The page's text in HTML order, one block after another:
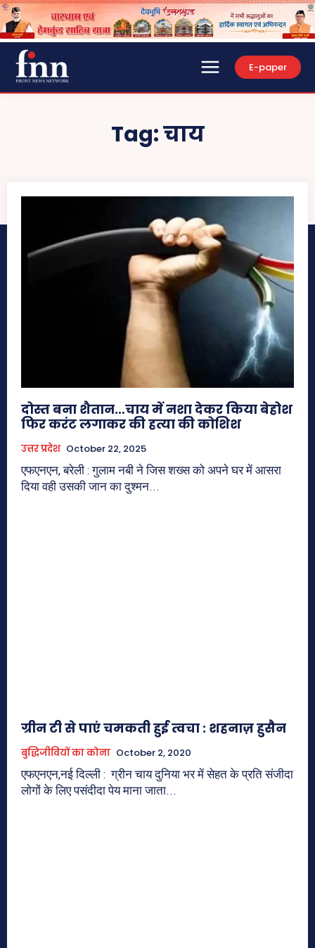
E-paper
Tag:चाय
दोस्त बना शैतान…चाय में नशा देकर किया बेहोश
फिर करंट लगाकर की हत्या की कोशिश
उत्तर प्रदेश October 22, 2025
एफएनएन, बरेली : गुलाम नबी ने जिस शख्स को अपने घर में आसरा
दिया वही उसकी जान का दुश्मन...
ग्रीन टी से पाएं चमकती हुई त्वचा : शहनाज़ हुसैन
बुद्धिजीवियों का कोना October 2, 2020
एफएनएन,नई दिल्ली : ग्रीन चाय दुनिया भर में सेहत के प्रति संजीदा
लोगों के लिए पसंदीदा पेय माना जाता...